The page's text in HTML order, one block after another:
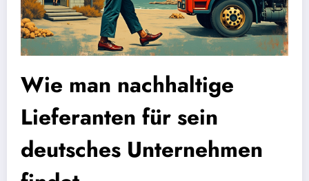
Wie man nachhaltige
Lieferanten für sein
deutsches Unternehmen